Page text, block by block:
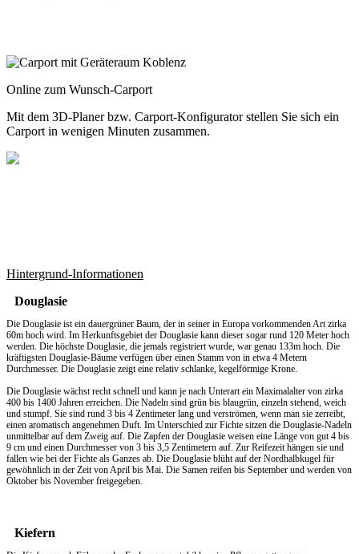
Online zum Wunsch-Carport
Mit dem 3D-Planerbzw. Carport-Konfiguratorstellen Sie sich ein
Carport in wenigen Minuten zusammen.
Hintergrund-Informationen
Douglasie
Die Douglasie ist ein dauergrüner Baum, der in seiner in Europa vorkommenden Art zirka
60m hoch wird. Im Herkunftsgebiet der Douglasie kann dieser sogar rund 120 Meter hoch
werden. Die höchste Douglasie, die jemals registriert wurde, war genau 133m hoch. Die
kräftigsten Douglasie-Bäume verfügen über einen Stamm von in etwa 4 Metern
Durchmesser. Die Douglasie zeigt eine relativ schlanke, kegelförmige Krone.
Die Douglasie wächst recht schnell und kann je nach Unterart ein Maximalalter von zirka
400 bis 1400 Jahren erreichen. Die Nadeln sind grün bis blaugrün, einzeln stehend, weich
und stumpf. Sie sind rund 3 bis 4 Zentimeter lang und verströmen, wenn man sie zerreibt,
einen aromatisch angenehmen Duft. Im Unterschied zur Fichte sitzen die Douglasie-Nadeln
unmittelbar auf dem Zweig auf. Die Zapfen der Douglasie weisen eine Länge von gut 4 bis
9 cm und einen Durchmesser von 3 bis 3,5 Zentimetern auf. Zur Reifezeit hängen sie und
fallen wie bei der Fichte als Ganzes ab. Die Douglasie blüht auf der Nordhalbkugel für
gewöhnlich in der Zeit von April bis Mai. Die Samen reifen bis September und werden von
Oktober bis November freigegeben.
Kiefern